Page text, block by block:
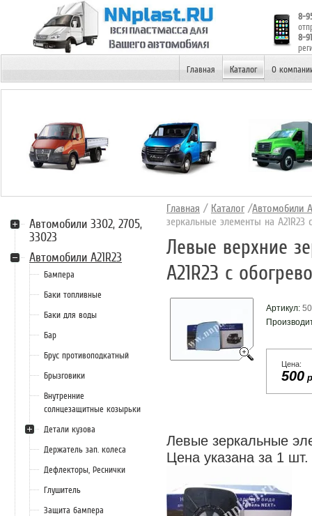
8-
8-
Главная Каталог О
Главная / Каталог/Автомобили
зеркальные элементы на А21R23
Левые верхние
А21R23 с
Артикул:
Цена:
500
Левые зеркальные
Цена указана за 1
Автомобили 3302, 2705,
33023
Автомобили А21R23
Бампера
Баки топливные
Баки для воды
Бар
Брус противоподкатный
Брызговики
Внутренние
солнцезащитные козырьки
Детали кузова
Держатель зап. колеса
Дефлекторы, Реснички
Глушитель
Защита бампера